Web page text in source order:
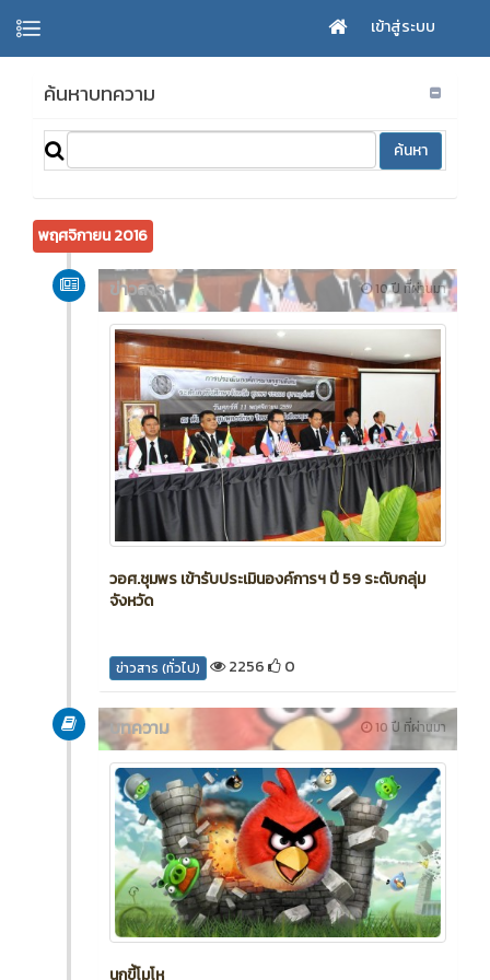
เข้าสู่ระบบ
ค้นหาบทความ
พฤศจิกายน 2016
10 ปี ที่ผ่านมา
ข่าวสาร
วอศ.ชุมพร เข้ารับประเมินองค์การฯ ปี 59 ระดับกลุ่ม
จังหวัด
ข่าวสาร (ทั่วไป) 2256 0
10 ปี ที่ผ่านมา
บทความ